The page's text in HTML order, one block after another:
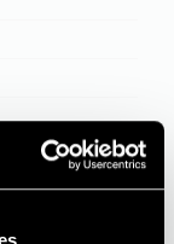
(Kompakt)